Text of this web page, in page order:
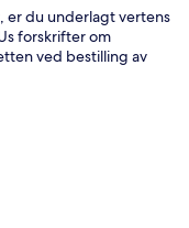
er du underlagt vertens
forskrifter om
ved bestilling av